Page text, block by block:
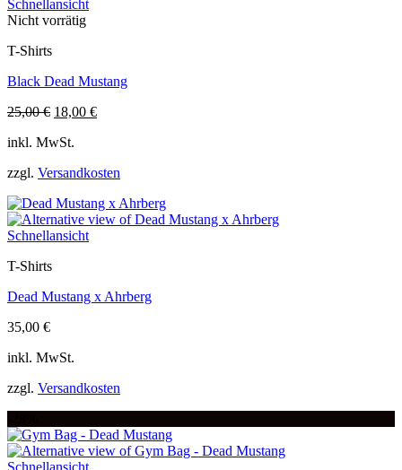
Optionen
können
der
Produktseite
gewählt
werden
Schnellansicht
Nicht vorrätig
T-Shirts
Black Dead Mustang
25,00€ Ursprünglicher
war:
18,00 €Aktueller
Produkt
mehrere
auf.
Die
Optionen
auf
der
Produktseite
gewählt
werden
inkl. MwSt.
zzgl. Versandkosten
Schnellansicht
T-Shirts
Dead Mustang x Ahrberg
35,00 €
Produkt
mehrere
Die
Optionen
inkl. MwSt.
zzgl. Versandkosten
Schnellansicht